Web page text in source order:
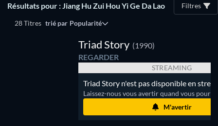
Résultats pour : Jiang Hu Zui Hou Yi Ge Da Lao Filtres
28 Titres trié par Popularité
Triad Story (1990)
REGARDER
STREAMING
Triad Story n'est pas disponible en
Laissez-nous vous avertir quand vous
M'avertir